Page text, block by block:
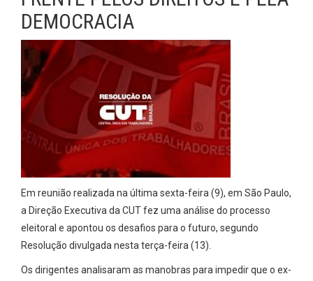
DEMOCRACIA
Em reunião realizada na última sexta-feira (9), em São Paulo,
a Direção Executiva da CUT fez uma análise do processo
eleitoral e apontou os desafios para o futuro, segundo
Resolução divulgada nesta terça-feira (13).
Os dirigentes analisaram as manobras para impedir que o ex-